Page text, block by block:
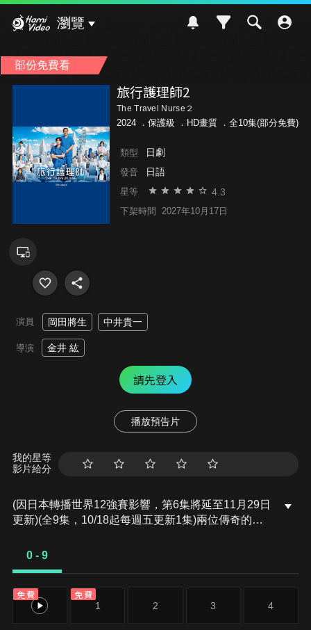
瀏覽
部份免費看
旅行護理師2
The Travel Nurse２
2024 ． 保護級 ．HD畫質 ．全10集(部分免費)
類型 日劇
發音 日語
星等 4.3
下架時間 2027年10月17日
演員 岡田將生 中井貴一
導演 金井 紘
請先登入
播放預告片
我的星等
影片給分
(因日本轉播世界12強賽影響，第6集將延至11月29日
更新)(全9集，10/18起每週五更新1集)兩位傳奇的旅
理哲學聞名。這次兩人被派往一家面臨人手不足和制
中，不僅要面對複雜的醫療案例，還要處理人際關係
上的種種問題…
0 - 9
免費
0
免費
1 2 3 4